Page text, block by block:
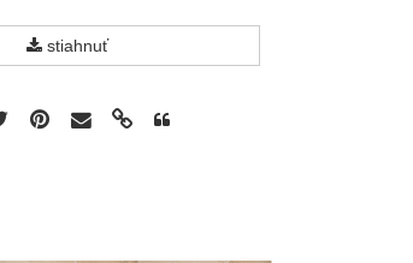
stiahnuť